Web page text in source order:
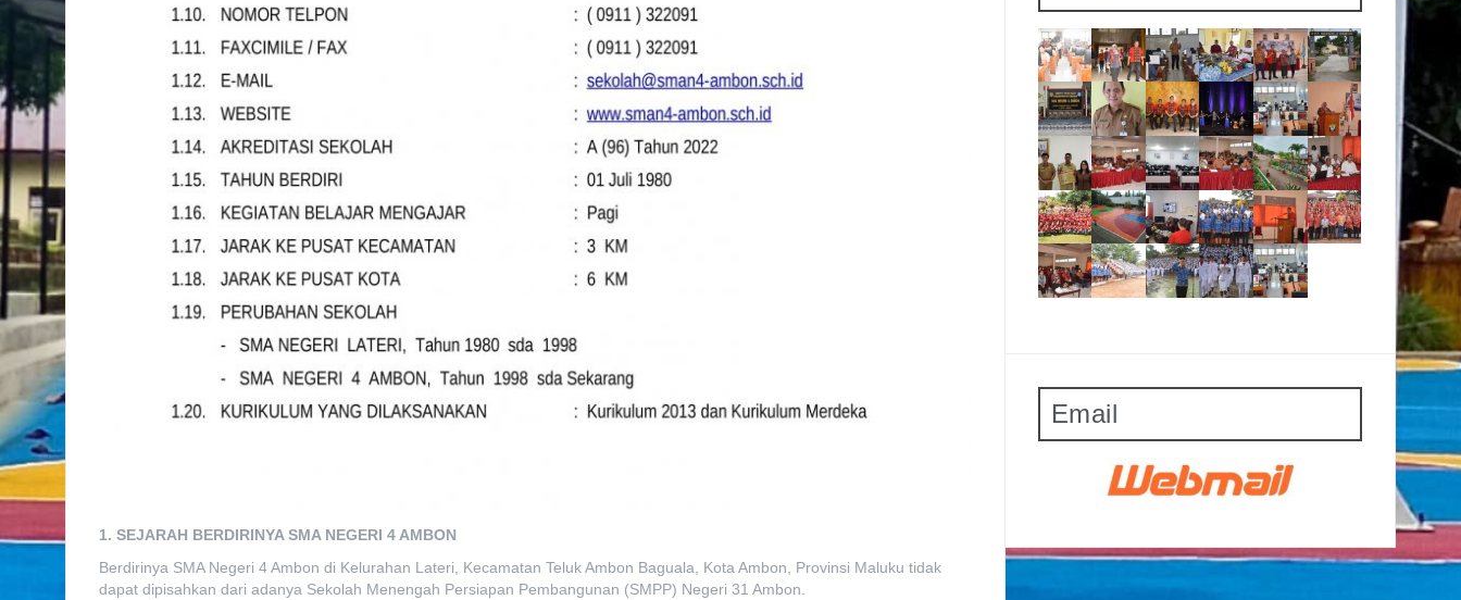
1. SEJARAH BERDIRINYA SMA NEGERI 4 AMBON
Berdirinya SMA Negeri 4 Ambon di Kelurahan Lateri, Kecamatan Teluk Ambon Baguala, Kota Ambon, Provinsi Maluku tidak
dapat dipisahkan dari adanya Sekolah Menengah Persiapan Pembangunan (SMPP) Negeri 31 Ambon.
Email